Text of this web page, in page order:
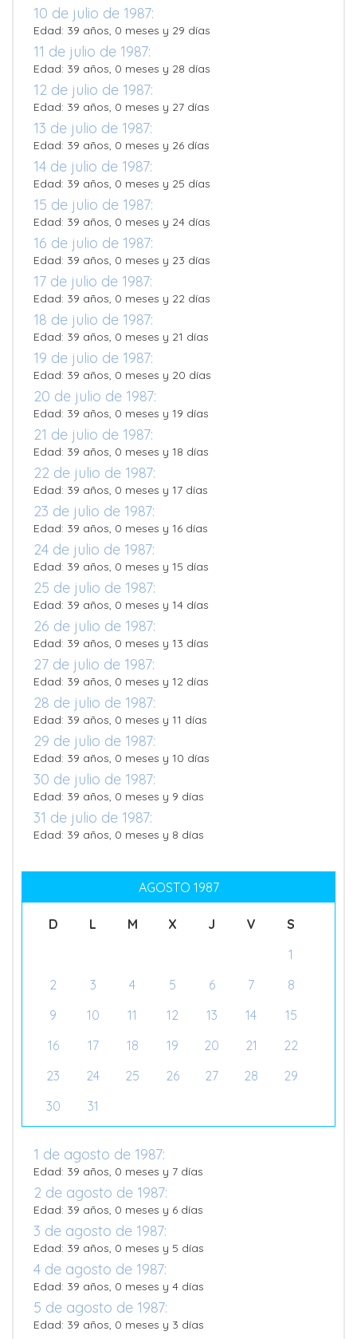
10 de julio de 1987:
Edad: 39 años, 0 meses y 29 días
11 de julio de 1987:
Edad: 39 años, 0 meses y 28 días
12 de julio de 1987:
Edad: 39 años, 0 meses y 27 días
13 de julio de 1987:
Edad: 39 años, 0 meses y 26 días
14 de julio de 1987:
Edad: 39 años, 0 meses y 25 días
15 de julio de 1987:
Edad: 39 años, 0 meses y 24 días
16 de julio de 1987:
Edad: 39 años, 0 meses y 23 días
17 de julio de 1987:
Edad: 39 años, 0 meses y 22 días
18 de julio de 1987:
Edad: 39 años, 0 meses y 21 días
19 de julio de 1987:
Edad: 39 años, 0 meses y 20 días
20 de julio de 1987:
Edad: 39 años, 0 meses y 19 días
21 de julio de 1987:
Edad: 39 años, 0 meses y 18 días
22 de julio de 1987:
Edad: 39 años, 0 meses y 17 días
23 de julio de 1987:
Edad: 39 años, 0 meses y 16 días
24 de julio de 1987:
Edad: 39 años, 0 meses y 15 días
25 de julio de 1987:
Edad: 39 años, 0 meses y 14 días
26 de julio de 1987:
Edad: 39 años, 0 meses y 13 días
27 de julio de 1987:
Edad: 39 años, 0 meses y 12 días
28 de julio de 1987:
Edad: 39 años, 0 meses y 11 días
29 de julio de 1987:
Edad: 39 años, 0 meses y 10 días
30 de julio de 1987:
Edad: 39 años, 0 meses y 9 días
31 de julio de 1987:
Edad: 39 años, 0 meses y 8 días
AGOSTO 1987
D L M X J V
S
1
2
3 4 5 6 7
8
9
10 11 12 13 14
15
16
17 18 19 20 21
22
23
24 25 26 27 28
29
30
31
1 de agosto de 1987:
Edad: 39 años, 0 meses y 7 días
2 de agosto de 1987:
Edad: 39 años, 0 meses y 6 días
3 de agosto de 1987:
Edad: 39 años, 0 meses y 5 días
4 de agosto de 1987:
Edad: 39 años, 0 meses y 4 días
5 de agosto de 1987:
Edad: 39 años, 0 meses y 3 días